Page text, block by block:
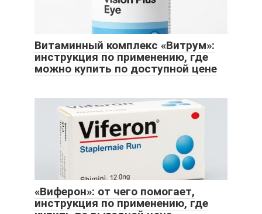
Витаминный комплекс «Витрум»:
инструкция по применению, где
можно купить по доступной цене
«Виферон»: от чего помогает,
инструкция по применению, где